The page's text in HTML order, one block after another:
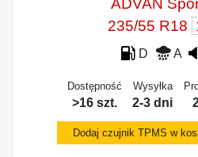
ADVAN
235/55 R18
D A
Dostępność
>16 szt.
Wysyłka
2-3 dni
Dodaj czujnik TPMS w